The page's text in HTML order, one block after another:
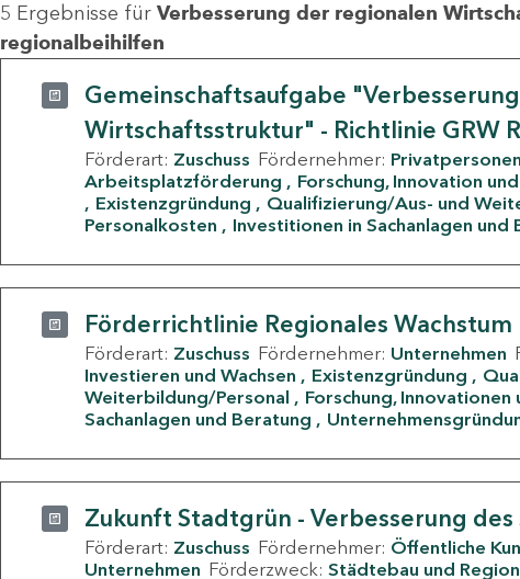
5 Ergebnisse für Verbesserung der regionalen
regionalbeihilfen
Gemeinschaftsaufgabe
Wirtschaftsstruktur" - Richtlinie GRW
Förderart: Zuschuss Fördernehmer: Privatpersonen
Arbeitsplatzförderung
Forschung, Innovation
Existenzgründung
Qualifizierung/Aus- und
Personalkosten
Investitionen in Sachanlagen und
Förderrichtlinie Regionales Wachstum
Förderart: Zuschuss Fördernehmer: Unternehmen
Investieren und Wachsen
Existenzgründung
Weiterbildung/Personal
Forschung,
Sachanlagen und Beratung
Zukunft Stadtgrün - Verbesserung des
Förderart: Zuschuss Fördernehmer: Öffentliche
Unternehmen Förderzweck: Städtebau und